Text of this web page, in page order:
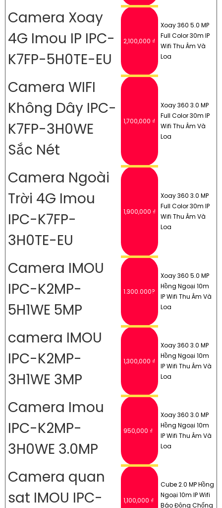
Camera Xoay
4G Imou IP IPC-
K7FP-5H0TE-EU
2,100,000 ₫
Xoay 360 5.0 MP
Full Color 30m IP
Wifi Thu Âm Và
Loa
Camera WIFI
Không Dây IPC-
K7FP-3H0WE
Sắc Nét
1,700,000 ₫
Xoay 360 3.0 MP
Full Color 30m IP
Wifi Thu Âm Và
Loa
Camera Ngoài
Trời 4G Imou
IPC-K7FP-
3H0TE-EU
1,900,000 ₫
Xoay 360 3.0 MP
Full Color 30m IP
Wifi Thu Âm Và
Loa
Camera IMOU
IPC-K2MP-
5H1WE 5MP
1.300.000?
Xoay 360 5.0 MP
Hồng Ngoại 10m
IP Wifi Thu Âm Và
Loa
camera IMOU
IPC-K2MP-
3H1WE 3MP
1,300,000 ₫
Xoay 360 3.0 MP
Hồng Ngoại 10m
IP Wifi Thu Âm Và
Loa
Camera Imou
IPC-K2MP-
3H0WE 3.0MP
950,000 ₫
Xoay 360 3.0 MP
Hồng Ngoại 10m
IP Wifi Thu Âm Và
Loa
Camera quan
sat IMOU IPC-
1,100,000 ₫
Cube 2.0 MP Hồng
Ngoại 10m IP Wifi
Báo Động Chống